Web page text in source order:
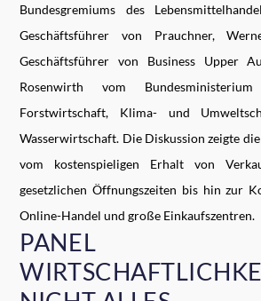
Bundesgremiums des
Geschäftsführer von Prauchner,
Geschäftsführer von Business Upper
Rosenwirth vom
Forstwirtschaft, Klima- und
Wasserwirtschaft. Die Diskussion zeigte
vom kostenspieligen Erhalt von
gesetzlichen Öffnungszeiten bis hin zur
Online-Handel und große Einkaufszentren.